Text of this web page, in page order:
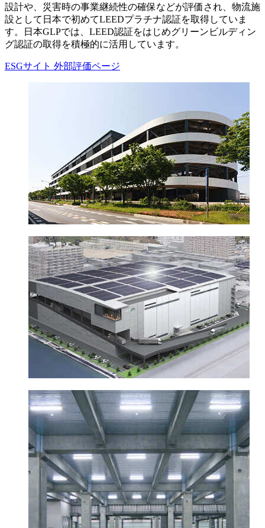
設計や、災害時の事業継続性の確保などが評価され、物流施
設として日本で初めてLEEDプラチナ認証を取得していま
す。日本GLPでは、LEED認証をはじめグリーンビルディン
グ認証の取得を積極的に活用しています。
ESGサイト 外部評価ページ